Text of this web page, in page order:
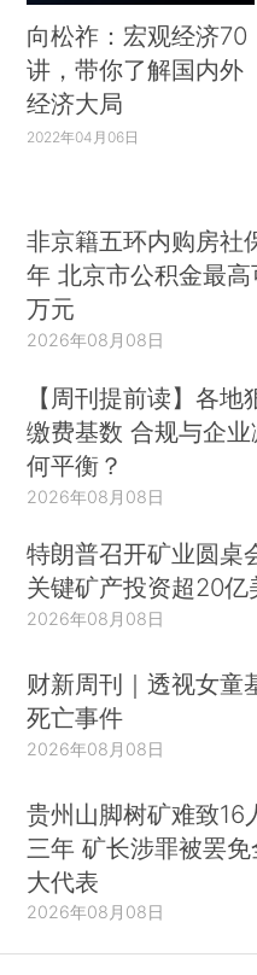
向松祚：宏观经济70
讲，带你了解国内外
经济大局
2022年04月06日
非京籍五环内购房社
年 北京市公积金最
万元
2026年08月08日
【周刊提前读】各地
缴费基数 合规与企业
何平衡？
2026年08月08日
特朗普召开矿业圆桌
关键矿产投资超20亿
2026年08月08日
财新周刊｜透视女童
死亡事件
2026年08月08日
贵州山脚树矿难致16
三年 矿长涉罪被罢免
大代表
2026年08月08日